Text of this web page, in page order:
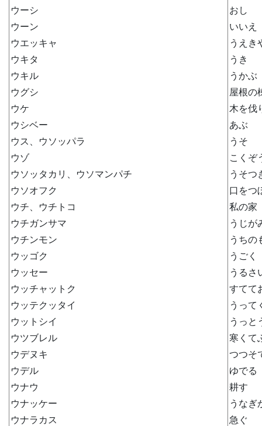
ウーシ
おし
ウーン
いいえ
ウエッキャ
うえき
ウキタ
うき
ウキル
うかぶ
ウグシ
屋根の
ウケ
木を伐
ウシベー
あぶ
ウス、ウソッパラ
うそ
ウゾ
こくぞ
ウソッタカリ、ウソマンパチ
うそつ
ウソオフク
口をつ
ウチ、ウチトコ
私の家
ウチガンサマ
うじが
ウチンモン
うちの
ウッゴク
うごく
ウッセー
うるさ
ウッチャットク
すてて
ウッテクッタイ
うって
ウットシイ
うっと
ウツブレル
寒くて
ウデヌキ
つつそ
ウデル
ゆでる
ウナウ
耕す
ウナッケー
うなぎ
ウナラカス
急ぐ